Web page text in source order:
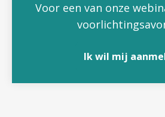
Voor een van onze
Ik wil mij